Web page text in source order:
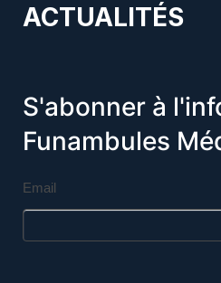
ACTUALITÉS
S'abonner à
Funambules
Email